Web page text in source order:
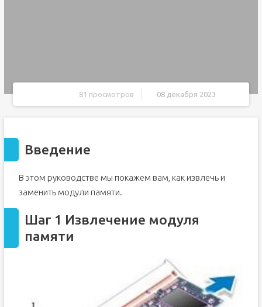
81 просмотров 08 декабря 2023
Введение
В этом руководстве мы покажем вам, как извлечь и
заменить модули памяти.
Шаг 1 Извлечение модуля
памяти